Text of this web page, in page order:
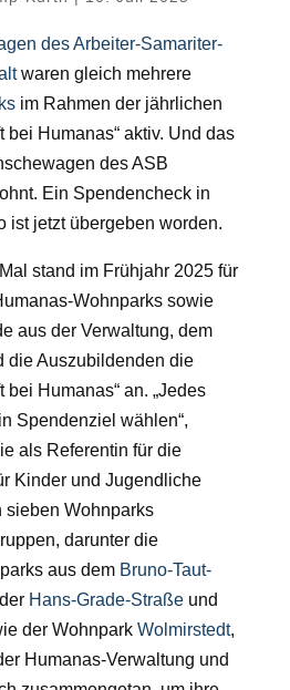
des Arbeiter-Samariter-
waren gleich mehrere
im Rahmen der jährlichen
bei Humanas“ aktiv. Und das
des ASB
Ein Spendencheck in
ist jetzt übergeben worden.
stand im Frühjahr 2025 für
Wohnparks sowie
aus der Verwaltung, dem
die Auszubildenden die
bei Humanas“ an. „Jedes
Spendenziel wählen“,
als Referentin für die
Kinder und Jugendliche
sieben Wohnparks
darunter die
aus dem Bruno-Taut-
Hans-Grade-Straßeund
der Wohnpark Wolmirstedt,
Humanas-Verwaltung und